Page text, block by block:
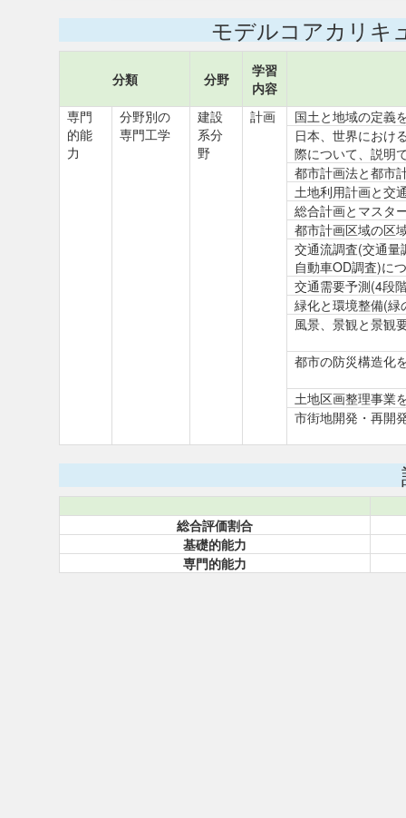
モデルコアカリキ
分類 分野
学習
内容
専門
的能
力
分野別の
専門工学
建設
系分
野
計画
国土と地域の定義
日本、世界におけ
際について、説明
都市計画法と都市
土地利用計画と交
総合計画とマスタ
都市計画区域の区
交通流調査(交通量
自動車OD調査)に
交通需要予測(4段
緑化と環境整備(緑
風景、景観と景観
都市の防災構造化
土地区画整理事業
市街地開発・再開
総合評価割合
基礎的能力
専門的能力